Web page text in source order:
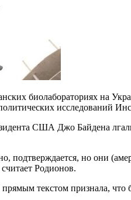
биолабораториях на
исследований
США Джо Байдена
подтверждается, но они
Родионов.
текстом признала,